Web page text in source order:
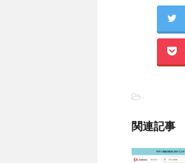
-
関連記事